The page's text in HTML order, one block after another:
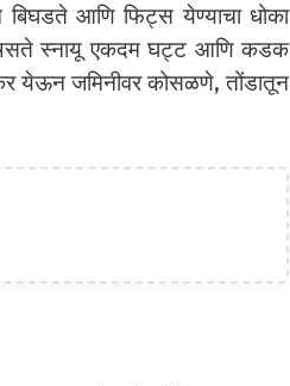
बिघडते आणि फिट्स येण्याचा धोका
असते स्नायू एकदम घट्ट आणि कडक
येऊन जमिनीवर कोसळणे, तोंडातून